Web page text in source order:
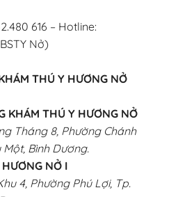
616 – Hotline:
Nở)
THÚ Y HƯƠNG NỞ
KHÁM THÚ Y HƯƠNG NỞ
Tháng 8, Phường Chánh
Bình Dương.
NỞ I
4, Phường Phú Lợi, Tp.